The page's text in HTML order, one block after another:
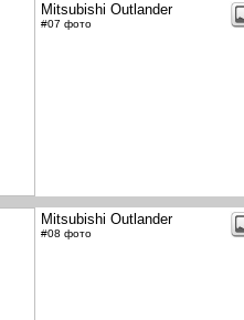
Mitsubishi Outlander
#07 фото
Mitsubishi Outlander
#08 фото